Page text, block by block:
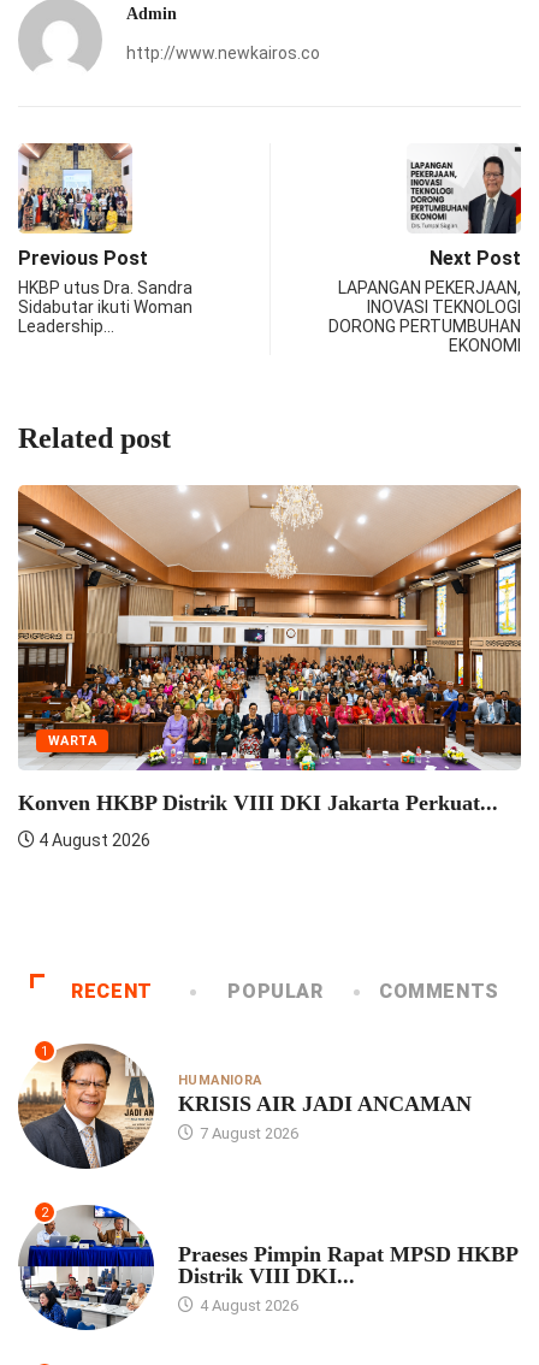
Admin
http://www.newkairos.co
Previous Post
HKBP utus Dra. Sandra
Sidabutar ikuti Woman
Leadership…
Next Post
LAPANGAN PEKERJAAN,
INOVASI TEKNOLOGI
DORONG PERTUMBUHAN
EKONOMI
Related post
WARTA
Konven HKBP Distrik VIII DKI Jakarta Perkuat...
4 August 2026
RECENT POPULAR COMMENTS
1
HUMANIORA
KRISIS AIR JADI ANCAMAN
7 August 2026
2
Praeses Pimpin Rapat MPSD HKBP
Distrik VIII DKI...
4 August 2026